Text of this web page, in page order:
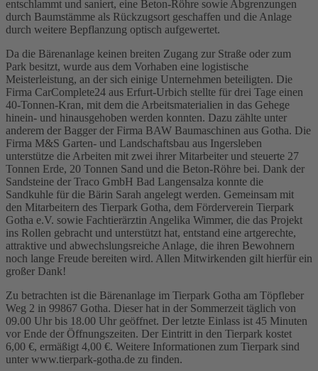
entschlammt und saniert, eine Beton-Röhre sowie Abgrenzungen
durch Baumstämme als Rückzugsort geschaffen und die Anlage
durch weitere Bepflanzung optisch aufgewertet.
Da die Bärenanlage keinen breiten Zugang zur Straße oder zum
Park besitzt, wurde aus dem Vorhaben eine logistische
Meisterleistung, an der sich einige Unternehmen beteiligten. Die
Firma CarComplete24 aus Erfurt-Urbich stellte für drei Tage einen
40-Tonnen-Kran, mit dem die Arbeitsmaterialien in das Gehege
hinein- und hinausgehoben werden konnten. Dazu zählte unter
anderem der Bagger der Firma BAW Baumaschinen aus Gotha. Die
Firma M&S Garten- und Landschaftsbau aus Ingersleben
unterstütze die Arbeiten mit zwei ihrer Mitarbeiter und steuerte 27
Tonnen Erde, 20 Tonnen Sand und die Beton-Röhre bei. Dank der
Sandsteine der Traco GmbH Bad Langensalza konnte die
Sandkuhle für die Bärin Sarah angelegt werden. Gemeinsam mit
den Mitarbeitern des Tierpark Gotha, dem Förderverein Tierpark
Gotha e.V. sowie Fachtierärztin Angelika Wimmer, die das Projekt
ins Rollen gebracht und unterstützt hat, entstand eine artgerechte,
attraktive und abwechslungsreiche Anlage, die ihren Bewohnern
noch lange Freude bereiten wird. Allen Mitwirkenden gilt hierfür ein
großer Dank!
Zu betrachten ist die Bärenanlage im Tierpark Gotha am Töpfleber
Weg 2 in 99867 Gotha. Dieser hat in der Sommerzeit täglich von
09.00 Uhr bis 18.00 Uhr geöffnet. Der letzte Einlass ist 45 Minuten
vor Ende der Öffnungszeiten. Der Eintritt in den Tierpark kostet
6,00 €, ermäßigt 4,00 €. Weitere Informationen zum Tierpark sind
unter www.tierpark-gotha.de zu finden.